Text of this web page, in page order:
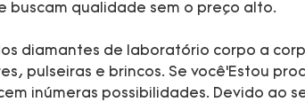
buscam qualidade sem o preço alto.
diamantes de laboratório corpo a
pulseiras e brincos. Se você’Estou
inúmeras possibilidades. Devido ao